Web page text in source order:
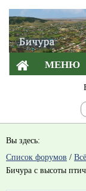
МЕНЮ
Вы здесь:
Список форумов /
Бичура с высоты